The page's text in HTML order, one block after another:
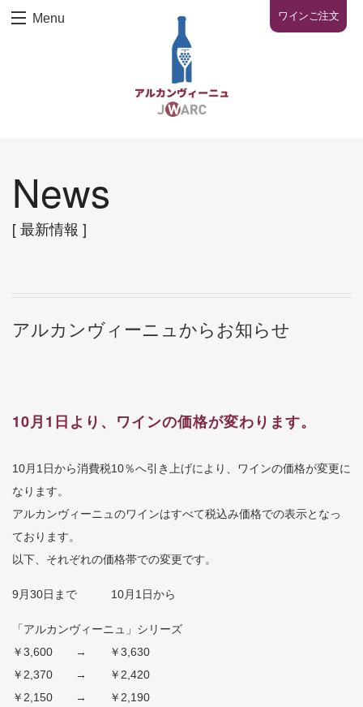
Menu ワインご注文
News
[ 最新情報 ]
アルカンヴィーニュからお知らせ
10月1日より、ワインの価格が変わります。
10月1日から消費税10％へ引き上げにより、ワインの価格が変更に
なります。
アルカンヴィーニュのワインはすべて税込み価格での表示となっ
ております。
以下、それぞれの価格帯での変更です。
9月30日まで 10月1日から
「アルカンヴィーニュ」シリーズ
￥3,600 → ￥3,630
￥2,370 → ￥2,420
￥2,150 → ￥2,190